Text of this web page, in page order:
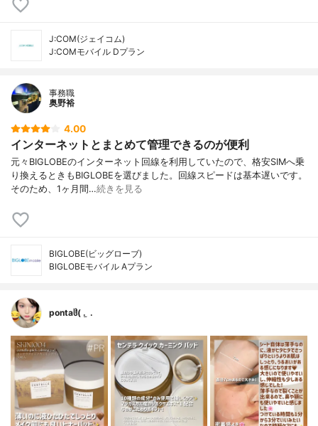
J:COM(ジェイコム)
J:COMモバイル Dプラン
事務職
奥野裕
4.00
インターネットとまとめて管理できるのが便利
元々BIGLOBEのインターネット回線を利用していたので、格安SIMへ乗
り換えるときもBIGLOBEを選びました。回線スピードは基本遅いです。
そのため、1ヶ月間…続きを見る
BIGLOBE(ビッグローブ)
BIGLOBEモバイル Aプラン
pontaჱ̒( . ̫ .